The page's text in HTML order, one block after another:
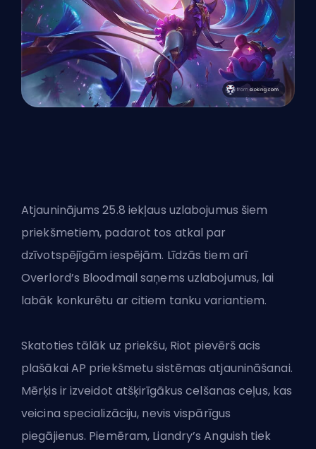
Atjauninājums 25.8 iekļaus uzlabojumus šiem
priekšmetiem, padarot tos atkal par
dzīvotspējīgām iespējām. Līdzās tiem arī
Overlord’s Bloodmail saņems uzlabojumus, lai
labāk konkurētu ar citiem tanku variantiem.
Skatoties tālāk uz priekšu, Riot pievērš acis
plašākai AP priekšmetu sistēmas atjaunināšanai.
Mērķis ir izveidot atšķirīgākus celšanas ceļus, kas
veicina specializāciju, nevis vispārīgus
piegājienus. Piemēram, Liandry’s Anguish tiek